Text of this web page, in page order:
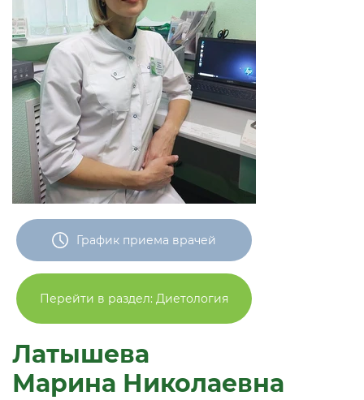
График приема врачей
Перейти в раздел: Диетология
Латышева
Марина Николаевна